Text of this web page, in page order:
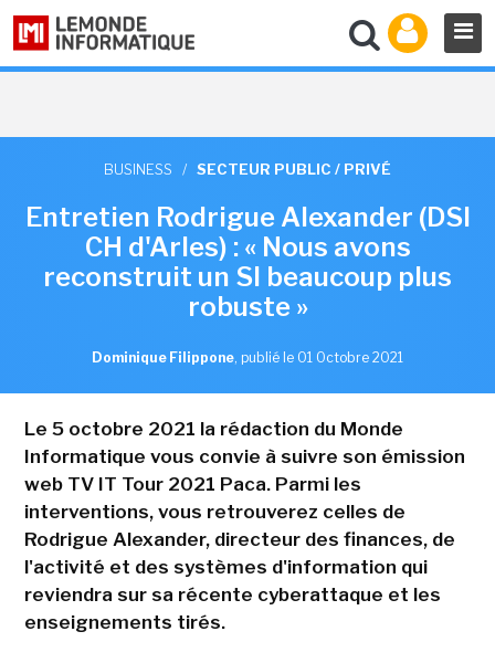
BUSINESS / SECTEUR PUBLIC / PRIVÉ
Entretien Rodrigue Alexander (DSI
CH d'Arles) : « Nous avons
reconstruit un SI beaucoup plus
robuste »
Dominique Filippone, publié le 01 Octobre 2021
Le 5 octobre 2021 la rédaction du Monde
Informatique vous convie à suivre son émission
web TV IT Tour 2021 Paca. Parmi les
interventions, vous retrouverez celles de
Rodrigue Alexander, directeur des finances, de
l'activité et des systèmes d'information qui
reviendra sur sa récente cyberattaque et les
enseignements tirés.